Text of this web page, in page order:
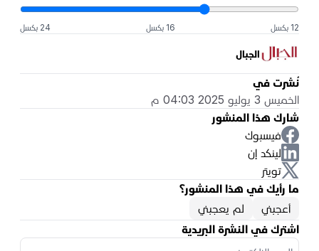
12 بكسل 16 بكسل 24 بكسل
الجبال
نُشرت في
الخميس 3 يوليو 2025 04:03 م
شارك هذا المنشور
فيسبوك
لينكد إن
تويتر
ما رأيك في هذا المنشور؟
أعجبني
لم يعجبني
اشترك في النشرة البريدية